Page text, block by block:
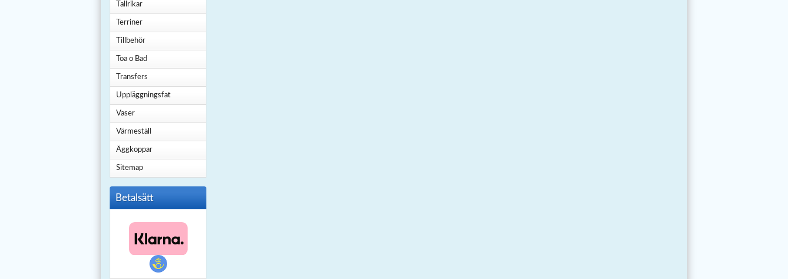
Tallrikar
Terriner
Tillbehör
Toa o Bad
Transfers
Uppläggningsfat
Vaser
Värmeställ
Äggkoppar
Sitemap
Betalsätt